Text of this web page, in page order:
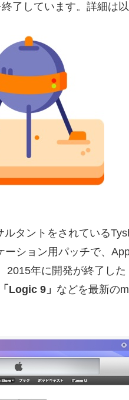
了しています。詳細は以
タントをされている
ション用パッチで、
2015年に開発が終了した
「Logic 9」 などを最新の